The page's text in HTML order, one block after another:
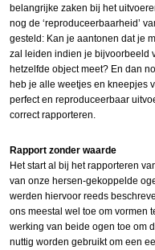
belangrijke zaken bij het
nog de ‘reproduceerbaarheid’
gesteld: Kan je aantonen dat je
zal leiden indien je bijvoorbeeld
hetzelfde object meet? En dan
heb je alle weetjes en kneepjes
perfect en reproduceerbaar
correct rapporteren.
Rapport zonder waarde
Het start al bij het rapporteren
van onze hersen-gekoppelde
werden hiervoor reeds
ons meestal wel toe om vormen
werking van beide ogen toe om
nuttig worden gebruikt om een